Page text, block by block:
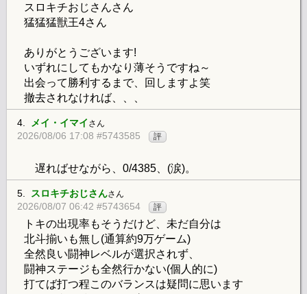
スロキチおじさんさん
猛猛猛獣王4さん
ありがとうございます!
いずれにしてもかなり薄そうですね～
出会って勝利するまで、回しますよ笑
撤去されなければ、、、
4. メイ・イマイ さん
2026/08/06 17:08 #5743585 評
遅ればせながら、0/4385、(涙)。
5. スロキチおじさんさん
2026/08/07 06:42 #5743654 評
トキの出現率もそうだけど、未だ自分は
北斗揃いも無し(通算約9万ゲーム)
全然良い闘神レベルが選択されず、
闘神ステージも全然行かない(個人的に)
打てば打つ程このバランスは疑問に思います